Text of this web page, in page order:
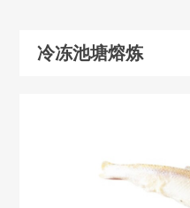
冷冻池塘熔炼